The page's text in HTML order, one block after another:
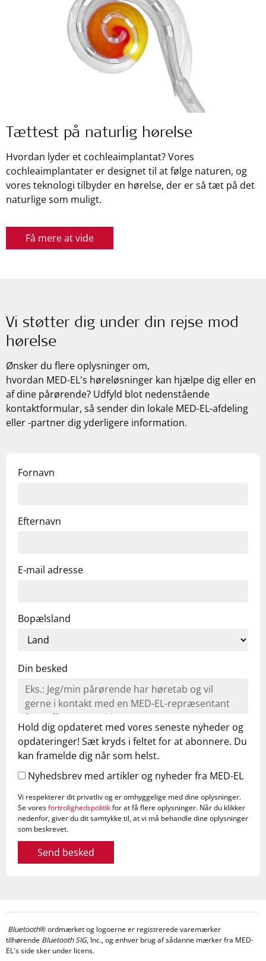
Tættest på naturlig hørelse
Hvordan lyder et cochleaimplantat? Vores
cochleaimplantater er designet til at følge naturen, og
vores teknologi tilbyder en hørelse, der er så tæt på det
naturlige som muligt.
Få mere at vide
Vi støtter dig under din rejse mod
hørelse
Ønsker du flere oplysninger om,
hvordan MED-EL's høreløsninger kan hjælpe dig eller en
af dine pårørende? Udfyld blot nedenstående
kontaktformular, så sender din lokale MED-EL-afdeling
eller -partner dig yderligere information.
Fornavn
Efternavn
E-mail adresse
Bopælsland
Din besked
Hold dig opdateret med vores seneste nyheder og
opdateringer! Sæt kryds i feltet for at abonnere. Du
kan framelde dig når som helst.
Nyhedsbrev med artikler og nyheder fra MED-EL
Vi respekterer dit privatliv og er omhyggelige med dine oplysninger.
Se voresfortrolighedspolitikfor at få flere oplysninger. Når du klikker
nedenfor, giver du dit samtykke til, at vi må behandle dine oplysninger
som beskrevet.
Send besked
Bluetooth® ordmærket og logoerne er registrerede varemærker
tilhørende Bluetooth SIG, Inc., og enhver brug af sådanne mærker fra MED-
EL's side sker under licens.